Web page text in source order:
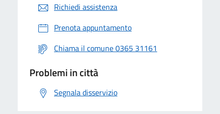
Richiedi assistenza
Prenota appuntamento
Chiama il comune 0365 31161
Problemi in città
Segnala disservizio